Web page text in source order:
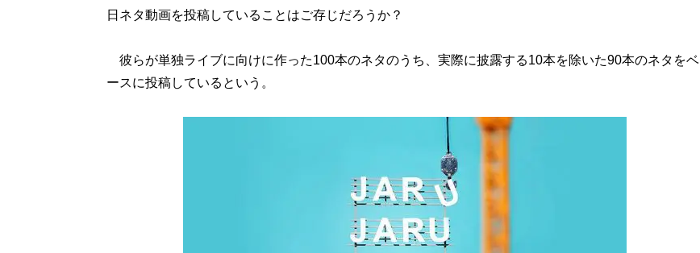
日ネタ動画を投稿していることはご存じだろうか？
彼らが単独ライブに向けに作った100本のネタのうち、実際に披露する10本を除いた90本のネタをベ
ースに投稿しているという。